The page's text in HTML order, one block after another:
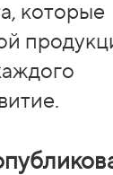
которые